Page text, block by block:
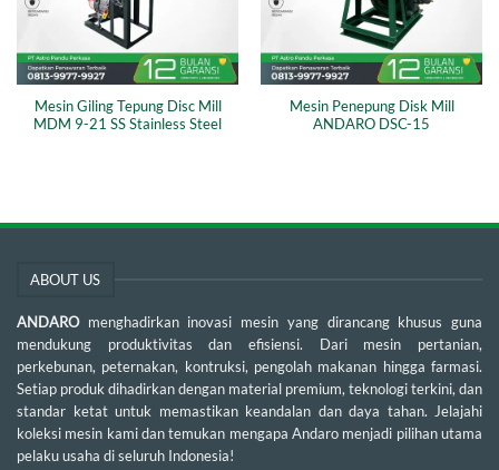
Mesin Giling Tepung Disc Mill
MDM 9-21 SS Stainless Steel
Mesin Penepung Disk Mill
ANDARO DSC-15
ABOUT US
ANDARO menghadirkan inovasi mesin yang dirancang khusus guna
mendukung produktivitas dan efisiensi. Dari mesin pertanian,
perkebunan, peternakan, kontruksi, pengolah makanan hingga farmasi.
Setiap produk dihadirkan dengan material premium, teknologi terkini, dan
standar ketat untuk memastikan keandalan dan daya tahan. Jelajahi
koleksi mesin kami dan temukan mengapa Andaro menjadi pilihan utama
pelaku usaha di seluruh Indonesia!